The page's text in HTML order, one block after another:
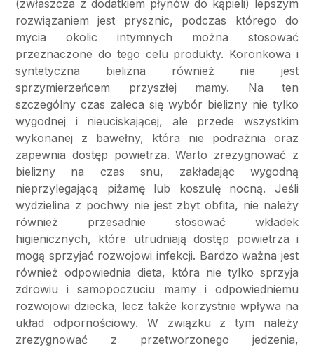
(zwłaszcza z dodatkiem płynów do kąpieli) lepszym
rozwiązaniem jest prysznic, podczas którego do
mycia okolic intymnych można stosować
przeznaczone do tego celu produkty. Koronkowa i
syntetyczna bielizna również nie jest
sprzymierzeńcem przyszłej mamy. Na ten
szczególny czas zaleca się wybór bielizny nie tylko
wygodnej i nieuciskającej, ale przede wszystkim
wykonanej z bawełny, która nie podrażnia oraz
zapewnia dostęp powietrza. Warto zrezygnować z
bielizny na czas snu, zakładając wygodną
nieprzylegającą piżamę lub koszulę nocną. Jeśli
wydzielina z pochwy nie jest zbyt obfita, nie należy
również przesadnie stosować wkładek
higienicznych, które utrudniają dostęp powietrza i
mogą sprzyjać rozwojowi infekcji. Bardzo ważna jest
również odpowiednia dieta, która nie tylko sprzyja
zdrowiu i samopoczuciu mamy i odpowiedniemu
rozwojowi dziecka, lecz także korzystnie wpływa na
układ odpornościowy. W związku z tym należy
zrezygnować z przetworzonego jedzenia,